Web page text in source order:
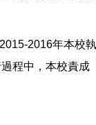
2016年本校
程中，本校責成